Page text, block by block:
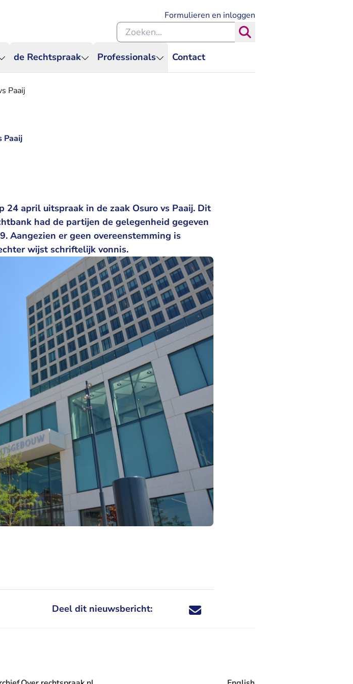
de Rechtspraak Professionals Contact
Formulieren en inloggen
Zoeken binnen de Rechtspraak
Paaij
Paaij
april uitspraak in de zaak Osuro vs Paaij. Dit
had de partijen de gelegenheid gegeven
Aangezien er geen overeenstemming is
wijst schriftelijk vonnis.
Deel dit nieuwsbericht: Deel dit nieuwsbericht via X - U verlaat
Deel dit nieuwsbericht via Facebook - U
Deel dit nieuwsbericht via e-mail
Deel dit nieuwsbericht via LinkedIn - U